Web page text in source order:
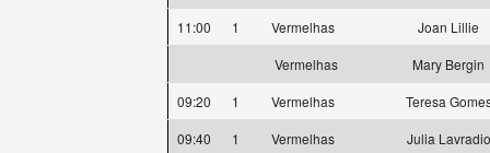
11:00
1 Vermelhas
Joan Lillie
Vermelhas
Mary Bergin
09:20
1 Vermelhas
Teresa
09:40
1 Vermelhas
Julia Lavradio